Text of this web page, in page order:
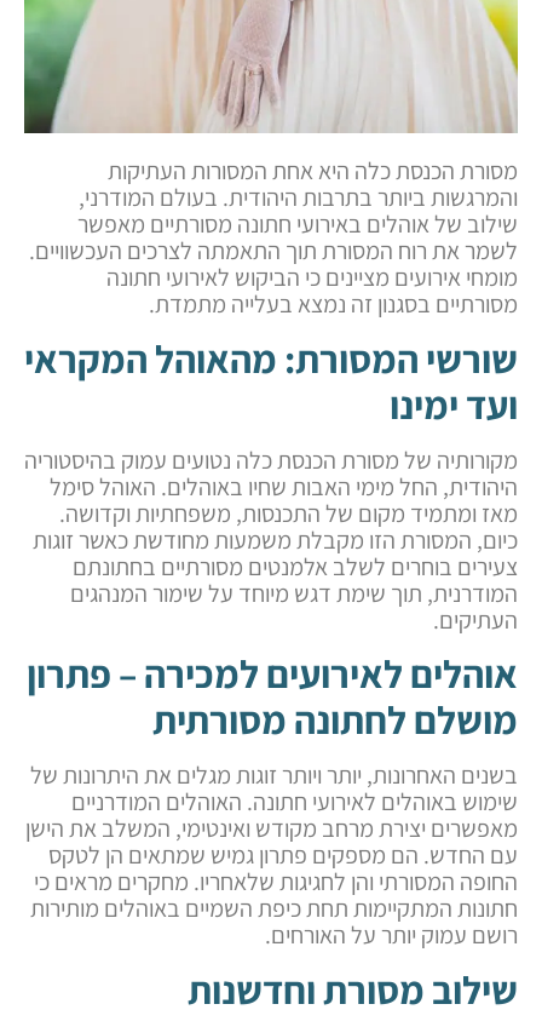
מסורת הכנסת כלה היא אחת המסורות העתיקות
והמרגשות ביותר בתרבות היהודית. בעולם המודרני,
שילוב של אוהלים באירועי חתונה מסורתיים מאפשר
לשמר את רוח המסורת תוך התאמתה לצרכים העכשוויים.
מומחי אירועים מציינים כי הביקוש לאירועי חתונה
מסורתיים בסגנון זה נמצא בעלייה מתמדת.
שורשי המסורת: מהאוהל המקראי
ועד ימינו
מקורותיה של מסורת הכנסת כלה נטועים עמוק בהיסטוריה
היהודית, החל מימי האבות שחיו באוהלים. האוהל סימל
מאז ומתמיד מקום של התכנסות, משפחתיות וקדושה.
כיום, המסורת הזו מקבלת משמעות מחודשת כאשר זוגות
צעירים בוחרים לשלב אלמנטים מסורתיים בחתונתם
המודרנית, תוך שימת דגש מיוחד על שימור המנהגים
העתיקים.
אוהלים לאירועים למכירה – פתרון
מושלם לחתונה מסורתית
בשנים האחרונות, יותר ויותר זוגות מגלים את היתרונות של
שימוש באוהלים לאירועי חתונה. האוהלים המודרניים
מאפשרים יצירת מרחב מקודש ואינטימי, המשלב את הישן
עם החדש. הם מספקים פתרון גמיש שמתאים הן לטקס
החופה המסורתי והן לחגיגות שלאחריו. מחקרים מראים כי
חתונות המתקיימות תחת כיפת השמיים באוהלים מותירות
רושם עמוק יותר על האורחים.
שילוב מסורת וחדשנות